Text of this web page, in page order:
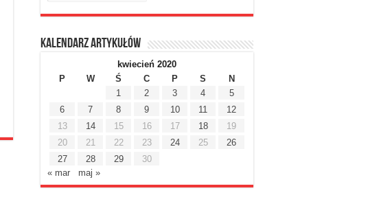
Kalendarz artykułów
kwiecień 2020
P
W Ś C P S
N
1
2 3 4
5
6
7 8 9 10 11
12
13
14 15 16 17 18
19
20
21 22 23 24 25
26
27
28 29
30
« mar
maj »